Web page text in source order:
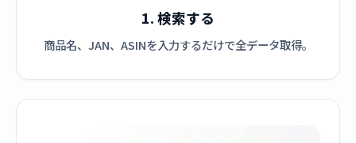
1. 検索する
商品名、JAN、ASINを入力するだけで全データ取得。